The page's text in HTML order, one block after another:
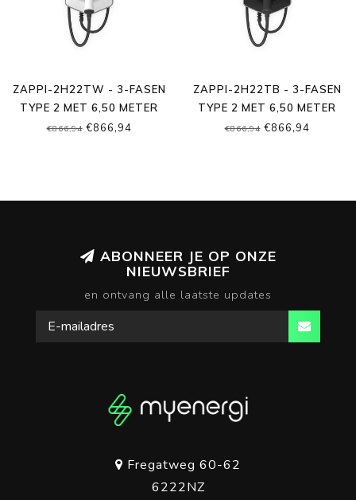
ZAPPI-2H22TW - 3-FASEN
TYPE 2 MET 6,50 METER
KABEL
€866,94€866,94
ZAPPI-2H22TB - 3-FASEN
TYPE 2 MET 6,50 METER
KABEL
€866,94€866,94
ABONNEER JE OP ONZE
NIEUWSBRIEF
en ontvang alle laatste updates
Fregatweg 60-62
6222NZ